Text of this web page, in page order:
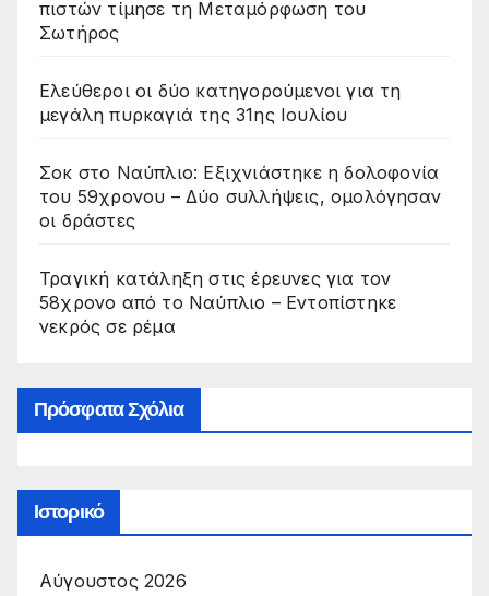
πιστών τίμησε τη Μεταμόρφωση του
Σωτήρος
Ελεύθεροι οι δύο κατηγορούμενοι για τη
μεγάλη πυρκαγιά της 31ης Ιουλίου
Σοκ στο Ναύπλιο: Εξιχνιάστηκε η δολοφονία
του 59χρονου – Δύο συλλήψεις, ομολόγησαν
οι δράστες
Τραγική κατάληξη στις έρευνες για τον
58χρονο από το Ναύπλιο – Εντοπίστηκε
νεκρός σε ρέμα
Πρόσφατα Σχόλια
Ιστορικό
Αύγουστος 2026